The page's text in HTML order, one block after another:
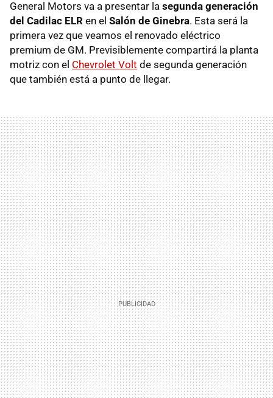
General Motors va a presentar la segunda generación
del Cadilac ELR en el Salón de Ginebra. Esta será la
primera vez que veamos el renovado eléctrico
premium de GM. Previsiblemente compartirá la planta
motriz con el Chevrolet Volt de segunda generación
que también está a punto de llegar.